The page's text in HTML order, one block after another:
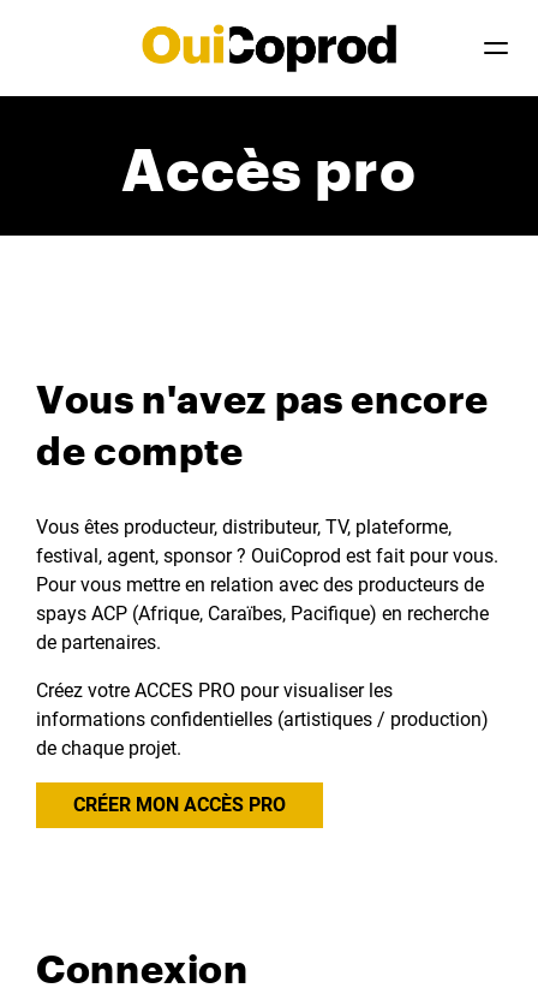
Accès pro
Vous n'avez pas encore
de compte
Vous êtes producteur, distributeur, TV, plateforme,
festival, agent, sponsor ? OuiCoprod est fait pour vous.
Pour vous mettre en relation avec des producteurs de
spays ACP (Afrique, Caraïbes, Pacifique) en recherche
de partenaires.
Créez votre ACCES PRO pour visualiser les
informations confidentielles (artistiques / production)
de chaque projet.
CRÉER MON ACCÈS PRO
Connexion